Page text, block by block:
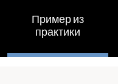
Пример из
практики